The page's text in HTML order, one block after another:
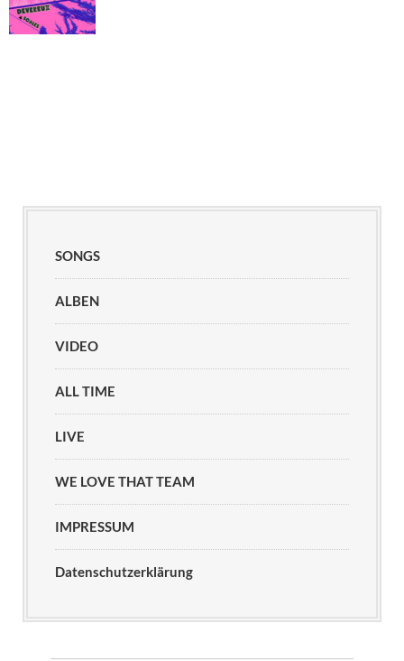
SONGS
ALBEN
VIDEO
ALL TIME
LIVE
WE LOVE THAT TEAM
IMPRESSUM
Datenschutzerklärung